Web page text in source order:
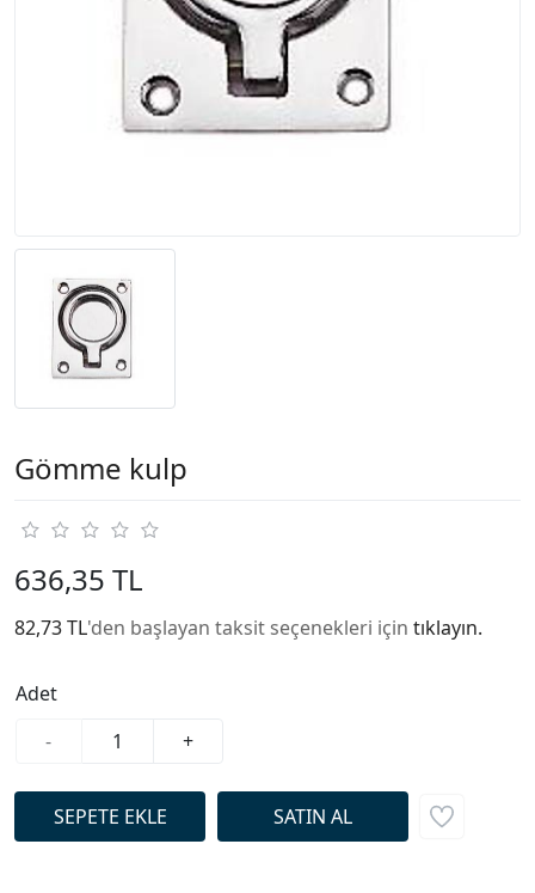
Gömme kulp
636,35 TL
82,73 TL'den başlayan taksit seçenekleri için tıklayın.
Adet
-
+